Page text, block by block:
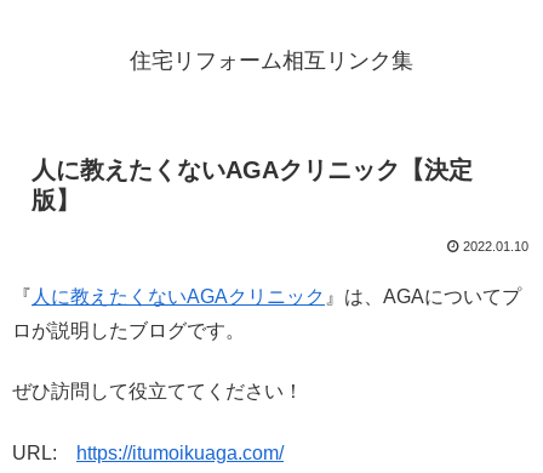
住宅リフォーム相互リンク集
人に教えたくないAGAクリニック【決定
版】
2022.01.10
『 人に教えたくないAGAクリニック 』は、AGAについてプ
ロが説明したブログです。
ぜひ訪問して役立ててください！
URL: https://itumoikuaga.com/